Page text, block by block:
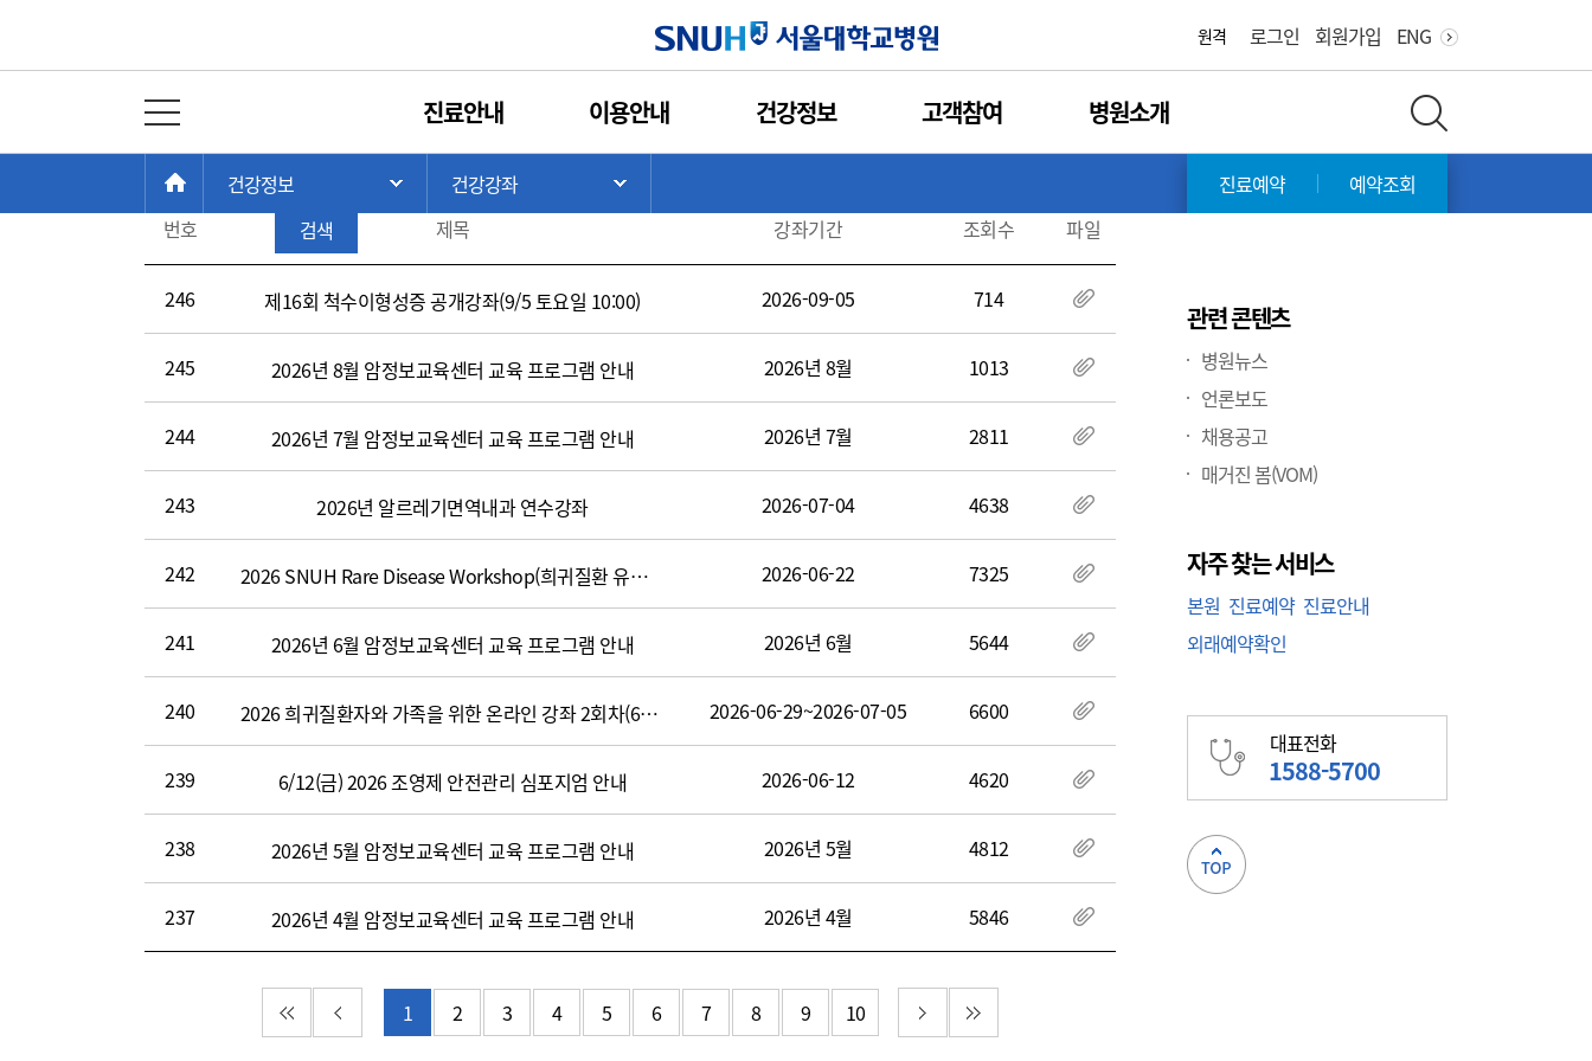
서울대학교병원 원격 로그인 회원가입 ENG
진료안내 이용안내 건강정보 고객참여 병원소개
HOME
건강정보 주 메뉴 목록 열기
건강강좌 진료예약 예약조회
총 게시물: 246
시
판
검색
강
안
목,
간,
조
수,
번호 제목 강좌기간 조회수 파일
246 제16회 척수이형성증 공개강좌(9/5 토요일 10:00) 2026-09-05 714 첨부파일
245 2026년 8월 암정보교육센터 교육 프로그램 안내 2026년 8월 1013 첨부파일
244 2026년 7월 암정보교육센터 교육 프로그램 안내 2026년 7월 2811 첨부파일
243 2026년 알르레기면역내과 연수강좌 2026-07-04 4638 첨부파일
242 2026 SNUH Rare Disease Workshop(희귀질환 유전진단 및 상담 2026 : Updates & Insights) 2026-06-22 7325 첨부파일
241 2026년 6월 암정보교육센터 교육 프로그램 안내 2026년 6월 5644 첨부파일
240 2026 희귀질환자와 가족을 위한 온라인 강좌 2회차(6/29~7/5) 2026-06-29~2026-07-05 6600 첨부파일
239 6/12(금) 2026 조영제 안전관리 심포지엄 안내 2026-06-12 4620 첨부파일
238 2026년 5월 암정보교육센터 교육 프로그램 안내 2026년 5월 4812 첨부파일
237 2026년 4월 암정보교육센터 교육 프로그램 안내 2026년 4월 5846 첨부파일
첫 페이지이전 페이지
1 2 3 4 5 6 7 8 9 10 다음 페이지마지막 페이지
관련 콘텐츠
병원뉴스
언론보도
채용공고
매거진 봄(VOM)
자주 찾는 서비스
본원 진료예약 진료안내
외래예약확인
대표전화
1588-5700